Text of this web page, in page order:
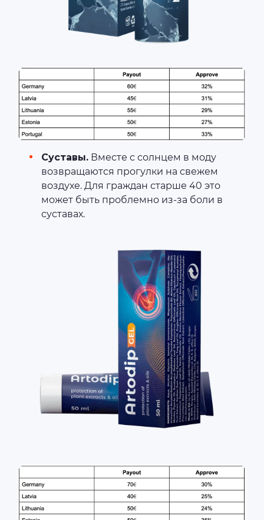
Суставы. Вместе с солнцем в моду
возвращаются прогулки на свежем
воздухе. Для граждан старше 40 это
может быть проблемно из-за боли в
суставах.